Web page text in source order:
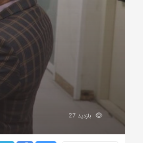
بازدید 27